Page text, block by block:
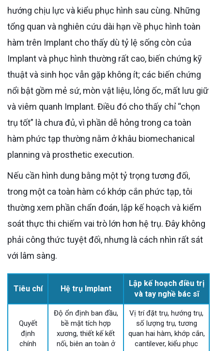
hướng chịu lực và kiểu phục hình sau cùng. Những
tổng quan và nghiên cứu dài hạn về phục hình toàn
hàm trên Implant cho thấy dù tỷ lệ sống còn của
Implant và phục hình thường rất cao, biến chứng kỹ
thuật và sinh học vẫn gặp không ít; các biến chứng
nổi bật gồm mẻ sứ, mòn vật liệu, lỏng ốc, mất lưu giữ
và viêm quanh Implant. Điều đó cho thấy chỉ “chọn
trụ tốt” là chưa đủ, vì phần dễ hỏng trong ca toàn
hàm phức tạp thường nằm ở khâu biomechanical
planning và prosthetic execution.
Nếu cần hình dung bằng một tỷ trọng tương đối,
trong một ca toàn hàm có khớp cắn phức tạp, tôi
thường xem phần chẩn đoán, lập kế hoạch và kiểm
soát thực thi chiếm vai trò lớn hơn hệ trụ. Đây không
phải công thức tuyệt đối, nhưng là cách nhìn rất sát
với lâm sàng.
Tiêu chí Hệ trụ Implant
Lập kế hoạch điều trị
và tay nghề bác sĩ
Quyết
định
chính
Độ ổn định ban đầu,
bề mặt tích hợp
xương, thiết kế kết
nối, biên an toàn ở
Vị trí đặt trụ, hướng trụ,
số lượng trụ, tương
quan hai hàm, khớp cắn,
cantilever, kiểu phục